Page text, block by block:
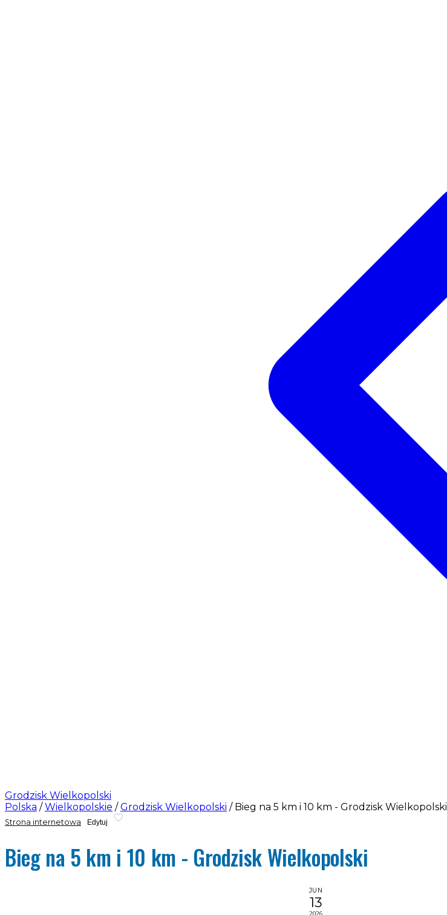
Grodzisk Wielkopolski
Polska / Wielkopolskie / Grodzisk Wielkopolski / Bieg na 5 km i 10 km - Grodzisk Wielkopolski
Strona internetowa Edytuj
Bieg na 5 km i 10 km - Grodzisk Wielkopolski
JUN
13
2026